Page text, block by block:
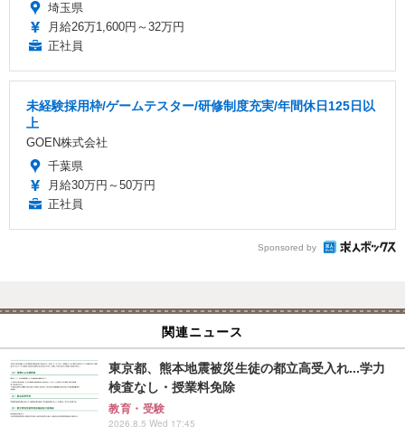
埼玉県
月給26万1,600円～32万円
正社員
未経験採用枠/ゲームテスター/研修制度充実/年間休日125日以
上
GOEN株式会社
千葉県
月給30万円～50万円
正社員
Sponsored by
関連ニュース
東京都、熊本地震被災生徒の都立高受入れ...学力
検査なし・授業料免除
教育・受験
2026.8.5 Wed 17:45